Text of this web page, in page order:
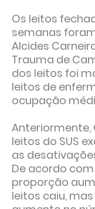
Os leitos
semanas
Alcides
Trauma de
dos leitos foi
leitos de
ocupação
Anteriormente,
leitos do SUS
as
De acordo
proporção
leitos caiu,